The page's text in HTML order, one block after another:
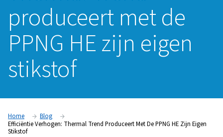
Thermal Trend
produceert met
PPNG HE zijn
stikstof